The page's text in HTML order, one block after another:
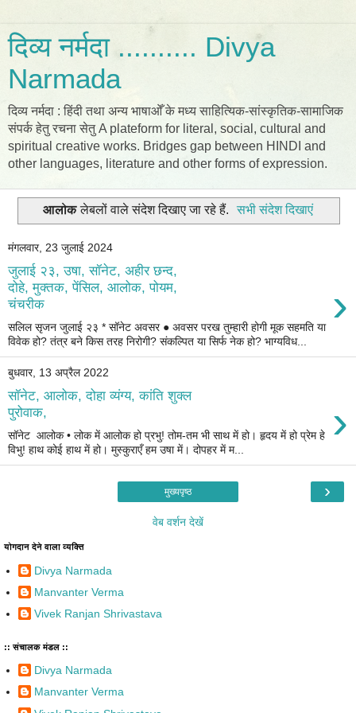
दिव्य नर्मदा .......... Divya
Narmada
दिव्य नर्मदा : हिंदी तथा अन्य भाषाओँ के मध्य साहित्यिक-सांस्कृतिक-सामाजिक
संपर्क हेतु रचना सेतु A plateform for literal, social, cultural and
spiritual creative works. Bridges gap between HINDI and
other languages, literature and other forms of expression.
आलोकलेबलों वाले संदेश दिखाए जा रहे हैं. सभी संदेश दिखाएं
मंगलवार, 23 जुलाई 2024
जुलाई २३, उषा, सॉनेट, अहीर छन्द,
दोहे, मुक्तक, पेंसिल, आलोक, पोयम,
चंचरीक
›
सलिल सृजन जुलाई २३ * सॉनेट अवसर ● अवसर परख तुम्हारी होगी मूक सहमति या
विवेक हो? तंत्र बने किस तरह निरोगी? संकल्पित या सिर्फ नेक हो? भाग्यविध...
बुधवार, 13 अप्रैल 2022
सॉनेट, आलोक, दोहा व्यंग्य, कांति शुक्ल
पुरोवाक,
›
सॉनेट आलोक • लोक में आलोक हो प्रभु! तोम-तम भी साथ में हो। हृदय में हो प्रेम हे
विभु! हाथ कोई हाथ में हो। मुस्कुराएँ हम उषा में। दोपहर में म...
›
मुख्यपृष्ठ
वेब वर्शन देखें
योगदान देने वाला व्यक्ति
Divya Narmada
Manvanter Verma
Vivek Ranjan Shrivastava
:: संचालक मंडल ::
Divya Narmada
Manvanter Verma